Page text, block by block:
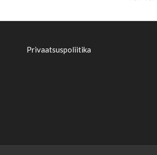
Privaatsuspoliitika